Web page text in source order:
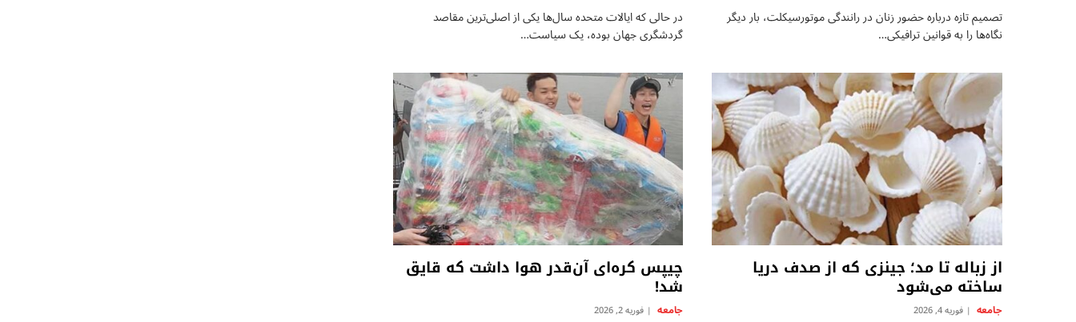
تصمیم تازه درباره حضور زنان در رانندگی موتورسیکلت، بار دیگر
نگاه‌ها را به قوانین ترافیکی…
در حالی که ایالات متحده سال‌ها یکی از اصلی‌ترین مقاصد
گردشگری جهان بوده، یک سیاست…
از زباله تا مد؛ جینزی که از صدف دریا
ساخته می‌شود
جامعه فوریه 4, 2026
چیپس كره‌ای آن‌قدر هوا داشت که قایق
شد!
جامعه فوریه 2, 2026